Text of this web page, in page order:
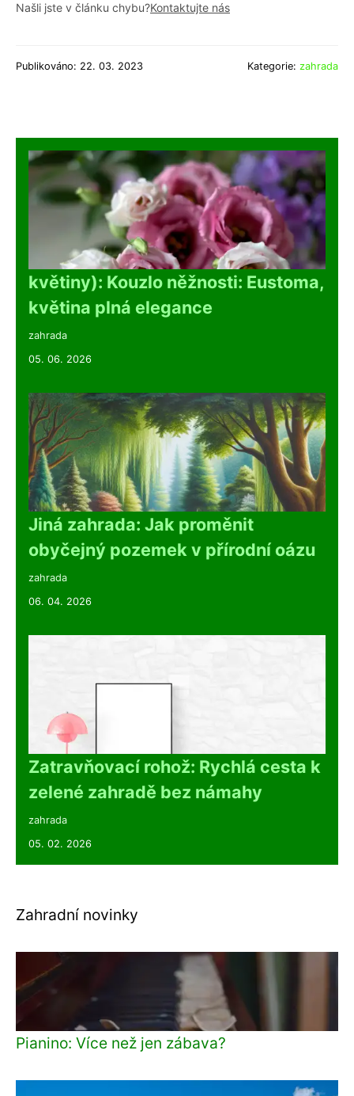
Našli jste v článku chybu?Kontaktujte nás
Publikováno: 22. 03. 2023 Kategorie: zahrada
květiny): Kouzlo něžnosti: Eustoma,
květina plná elegance
zahrada
05. 06. 2026
Jiná zahrada: Jak proměnit
obyčejný pozemek v přírodní oázu
zahrada
06. 04. 2026
Zatravňovací rohož: Rychlá cesta k
zelené zahradě bez námahy
zahrada
05. 02. 2026
Zahradní novinky
Pianino: Více než jen zábava?